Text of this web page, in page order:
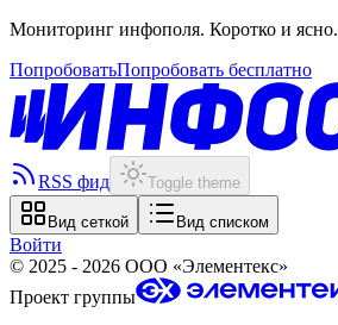
Мониторинг инфополя. Коротко и ясно.
ПопробоватьПопробовать бесплатно
RSS фид Toggle theme
Вид сеткой Вид списком
Войти
© 2025 - 2026 ООО «Элементекс»
Проект группы